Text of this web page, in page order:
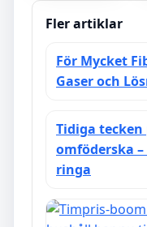
Fler artiklar
För Mycket
Gaser och
Tidiga
omföderska
ringa